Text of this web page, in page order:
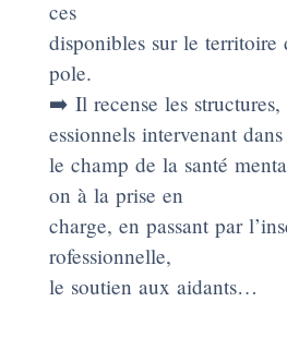
ces
disponibles sur le territoire
pole.
➡️ Il recense les
essionnels intervenant dans
le champ de la santé
on à la prise en
charge, en passant par
rofessionnelle,
le soutien aux aidants…